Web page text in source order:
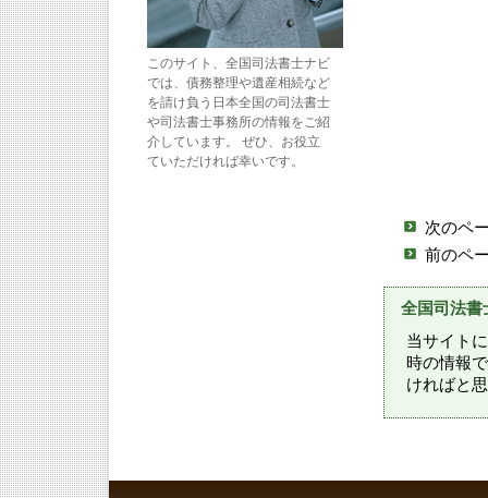
次のペ
前のペ
全国司法書
当サイト
時の情報
ければと
このサイト、全国司法書士ナビ
では、債務整理や遺産相続など
を請け負う日本全国の司法書士
や司法書士事務所の情報をご紹
介しています。 ぜひ、お役立
ていただければ幸いです。